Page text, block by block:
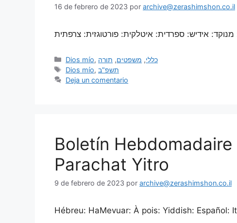
16 de febrero de 2023 por archive@zerashimshon.co.il
Dios mío, כללי, משפטים, תורה
Dios mío,תשפ"ב
Deja un comentario
Boletín
Parachat Yitro
9 de febrero de 2023 por archive@zerashimshon.co.il
Hébreu: HaMevuar: À pois: Yiddish: Español: